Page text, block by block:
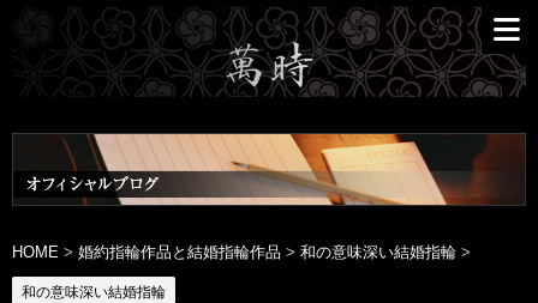
HOME > 婚約指輪作品と結婚指輪作品 > 和の意味深い結婚指輪 >
和の意味深い結婚指輪